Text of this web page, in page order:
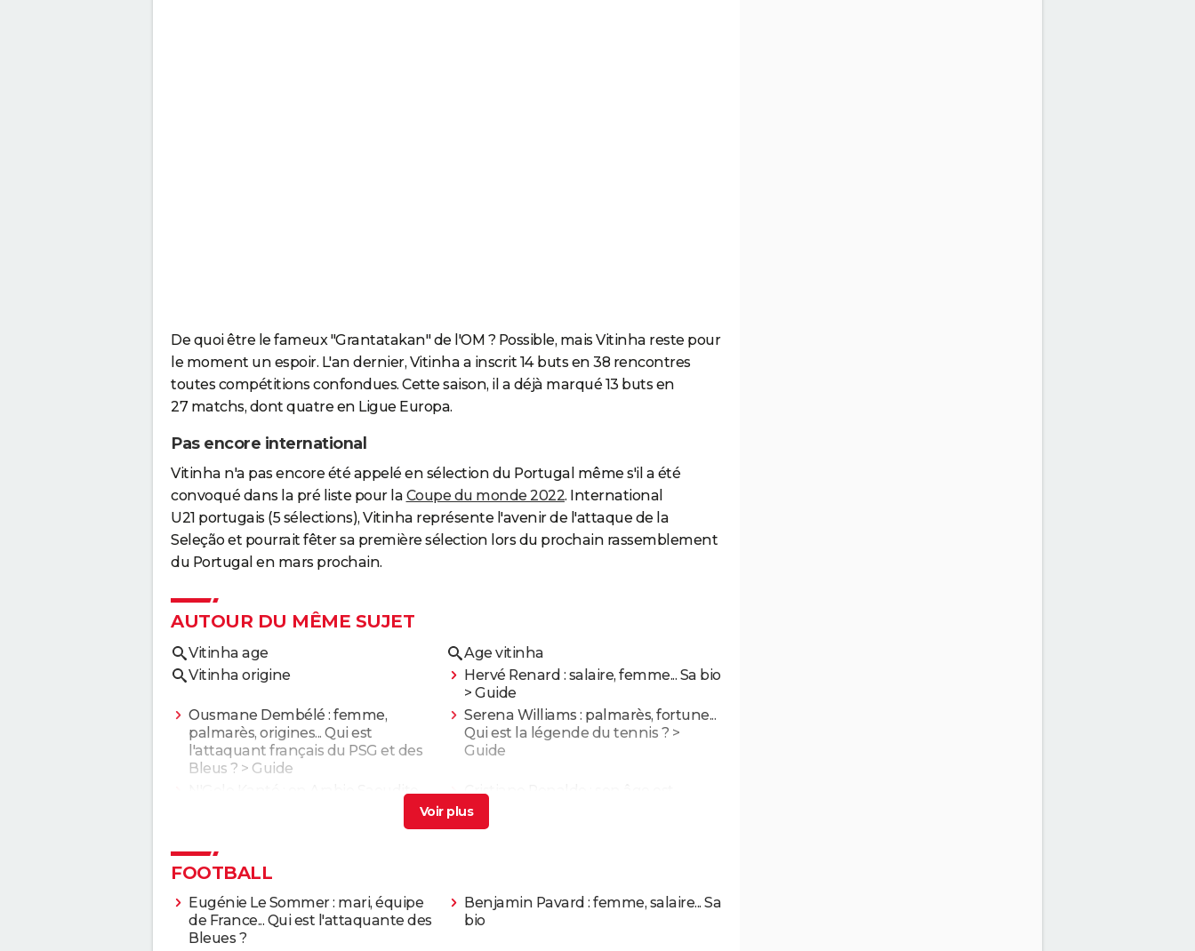
De quoi être le fameux "Grantatakan" de l'OM ? Possible, mais Vitinha reste pour
le moment un espoir. L'an dernier, Vitinha a inscrit 14 buts en 38 rencontres
toutes compétitions confondues. Cette saison, il a déjà marqué 13 buts en
27 matchs, dont quatre en Ligue Europa.
Pas encore international
Vitinha n'a pas encore été appelé en sélection du Portugal même s'il a été
convoqué dans la pré liste pour la Coupe du monde 2022. International
U21 portugais (5 sélections), Vitinha représente l'avenir de l'attaque de la
Seleção et pourrait fêter sa première sélection lors du prochain rassemblement
du Portugal en mars prochain.
AUTOUR DU MÊME SUJET
Vitinha age
Age vitinha
Vitinha origine
Hervé Renard : salaire, femme... Sa bio
> Guide
Ousmane Dembélé : femme,
palmarès, origines... Qui est
l'attaquant français du PSG et des
Bleus ? > Guide
Serena Williams : palmarès, fortune...
Qui est la légende du tennis ? >
Guide
N'Golo Kanté : en Arabie Saoudite
pas que pour le salaire, son niveau
Cristiano Ronaldo : son âge est
étonnant et son niveau toujours
éclatant
FOOTBALL
Eugénie Le Sommer : mari, équipe
de France... Qui est l'attaquante des
Bleues ?
Benjamin Pavard : femme, salaire... Sa
bio